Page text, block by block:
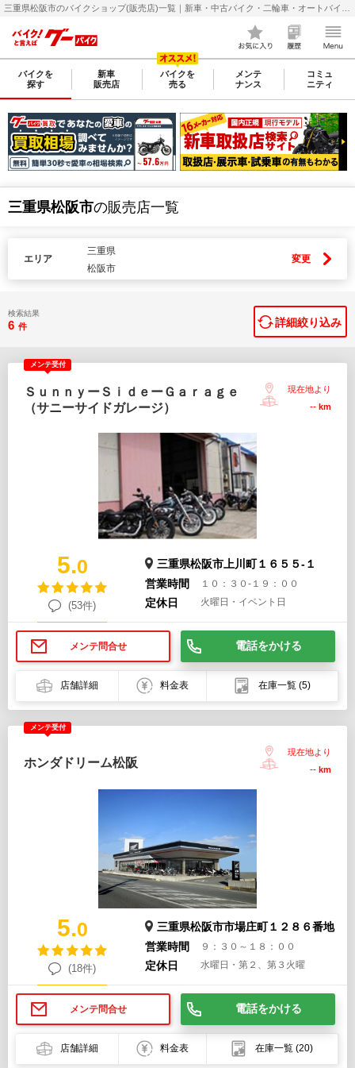
バイクを
探す
新車
販売店
バイクを
売る
メンテ
ナンス
コミュ
ニティ
三重県松阪市の販売店一覧
エリア
三重県
松阪市
変更
検索結果
6 件 詳細絞り込み
メンテ受付
ＳｕｎｎｙーＳｉｄｅーＧａｒａｇｅ
（サニーサイドガレージ）
現在地より
-- km
5.0
(53件)
三重県松阪市上川町１６５５-１
営業時間
１０：３０-１９：００
定休日 火曜日・イベント日
メンテ問合せ 電話をかける
店舗詳細 料金表 在庫一覧 (5)
メンテ受付
ホンダドリーム松阪
現在地より
-- km
5.0
(18件)
三重県松阪市市場庄町１２８６番地
営業時間
９：３０～１８：００
定休日 水曜日・第２、第３火曜
メンテ問合せ 電話をかける
店舗詳細 料金表 在庫一覧 (20)